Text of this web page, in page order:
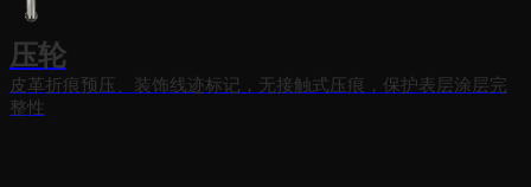
压轮
皮革折痕预压、装饰线迹标记，无接触式压痕，保护表层涂层完
整性